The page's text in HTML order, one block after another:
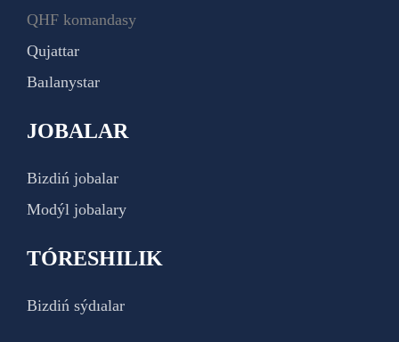
QHF komandasy
Qujattar
Baılanystar
JOBALAR
Bizdiń jobalar
Modýl jobalary
TÓRESHILIK
Bizdiń sýdıalar